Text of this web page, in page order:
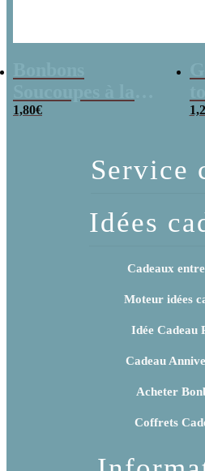
poudre (x20)
1,80€
x
Service
Idées
Cadeaux
Moteur idées
Idée Cadeau
Cadeau
Acheter
Coffrets